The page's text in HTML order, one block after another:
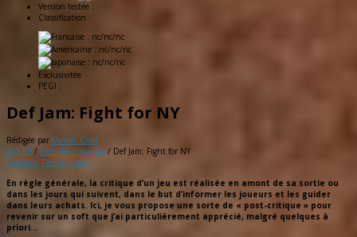
Version testée :
Classification :
: nc/nc/nc
: nc/nc/nc
: nc/nc/nc
Exclusivitée
PEGI :
Def Jam: Fight for NY
Rédigée par Master_Chef
Accueil / Liste des critiques / Def Jam: Fight for NY
Facebook Twitter Email
En règle générale, la critique d’un jeu est réalisée en amont de sa sortie ou
dans les jours qui suivent, dans le but d’informer les joueurs et les guider
dans leurs achats. Ici, je vous propose une sorte de « post-critique » pour
revenir sur un soft que j’ai particulièrement apprécié, malgré quelques à
priori…